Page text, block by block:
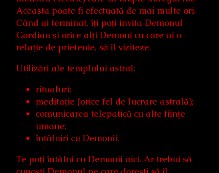
Aceasta poate fi efectuată de mai multe ori.
Când ai terminat, îţi poţi invita Demonul
Gardian şi orice alţi Demoni cu care ai o
relaţie de prietenie, să îl viziteze.
Utilizări ale templului astral:
ritualuri;
meditaţie (orice fel de lucrare astrală);
comunicarea telepatică cu alte fiinţe
umane;
întâlniri cu Demonii.
Te poţi întâlni cu Demonii aici. Ar trebui să